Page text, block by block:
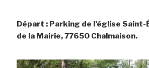
Départ : Parking de l’église Saint-
de la Mairie, 77650 Chalmaison.